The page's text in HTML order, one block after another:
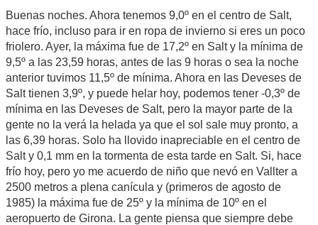
Buenas noches. Ahora tenemos 9,0º en el centro de Salt,
hace frío, incluso para ir en ropa de invierno si eres un poco
friolero. Ayer, la máxima fue de 17,2º en Salt y la mínima de
9,5º a las 23,59 horas, antes de las 9 horas o sea la noche
anterior tuvimos 11,5º de mínima. Ahora en las Deveses de
Salt tienen 3,9º, y puede helar hoy, podemos tener -0,3º de
mínima en las Deveses de Salt, pero la mayor parte de la
gente no la verá la helada ya que el sol sale muy pronto, a
las 6,39 horas. Solo ha llovido inapreciable en el centro de
Salt y 0,1 mm en la tormenta de esta tarde en Salt. Si, hace
frío hoy, pero yo me acuerdo de niño que nevó en Vallter a
2500 metros a plena canícula y (primeros de agosto de
1985) la máxima fue de 25º y la mínima de 10º en el
aeropuerto de Girona. La gente piensa que siempre debe